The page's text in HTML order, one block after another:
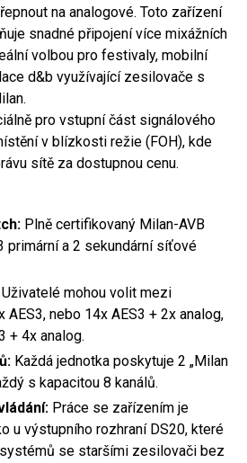
na analogové. Toto zařízení
snadné připojení více mixážních
volbou pro festivaly, mobilní
d&b využívající zesilovače s
pro vstupní část signálového
v blízkosti režie (FOH), kde
sítě za dostupnou cenu.
Plně certifikovaný Milan-AVB
primární a 2 sekundární síťové
Uživatelé mohou volit mezi
AES3, nebo 14x AES3 + 2x analog,
+ 4x analog.
Každá jednotka poskytuje 2 „Milan
s kapacitou 8 kanálů.
Práce se zařízením je
u výstupního rozhraní DS20, které
se staršími zesilovači bez